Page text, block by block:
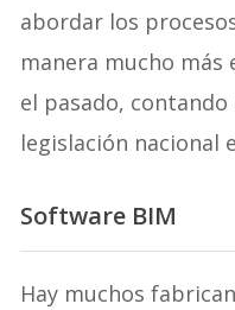
abordar los
manera mucho más
el pasado,
legislación nacional
Software BIM
Hay muchos